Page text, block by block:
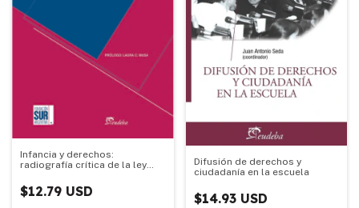
Infancia y derechos:
radiografía crítica de la ley
$12.79 USD
Difusión de derechos y
ciudadanía en la escuela
$14.93 USD